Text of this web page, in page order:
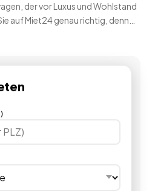
der vor Luxus und Wohlstand
auf Miet24 genau richtig, denn
Vermietung
Genießen Sie
mieten.